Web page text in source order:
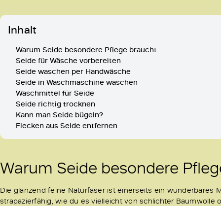
Inhalt
Warum Seide besondere Pflege braucht
Seide für Wäsche vorbereiten
Seide waschen per Handwäsche
Seide in Waschmaschine waschen
Waschmittel für Seide
Seide richtig trocknen
Kann man Seide bügeln?
Flecken aus Seide entfernen
Warum Seide besondere
Die glänzend feine Naturfaser ist einerseits ein wunderbares
strapazierfähig, wie du es vielleicht von schlichter Baumwolle